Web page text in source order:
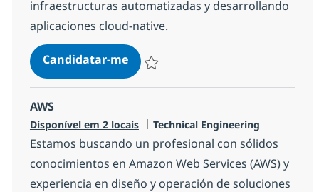
infraestructuras automatizadas y desarrollando
aplicaciones cloud-native.
Candidatar-meArquitecto GCP
AWS
Disponível em 2 locais Categoria
Technical Engineering
Estamos buscando un profesional con sólidos
conocimientos en Amazon Web Services (AWS) y
experiencia en diseño y operación de soluciones